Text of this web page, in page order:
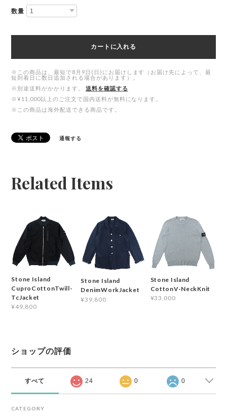
数量
カートに入れる
※この商品は、最短で8月9日(日)にお届けします（お届け先によって、最
短到着日に数日追加される場合があります）。
※別途送料がかかります。
送料を確認する
※¥11,000以上のご注文で国内送料が無料になります。
※この商品は海外配送できる商品です。
通報する
Related Items
Stone Island
CuproCottonTwill-
TcJacket
¥49,800
Stone Island
DenimWorkJacket
¥39,800
Stone Island
CottonV-NeckKnit
¥33,000
ショップの評価
すべて 24 0 0
CATEGORY